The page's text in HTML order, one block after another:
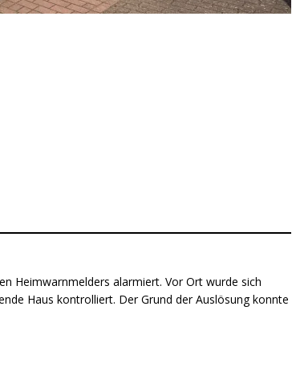
Heimwarnmelders alarmiert. Vor Ort wurde sich
Haus kontrolliert. Der Grund der Auslösung konnte